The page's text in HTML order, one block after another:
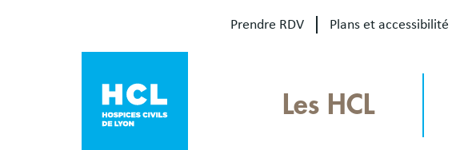
Prendre RDV Plans et accessibilité
Les HCL